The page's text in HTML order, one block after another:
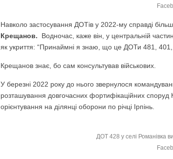
Навколо застосування ДОТів у 2022-му справді
Крещанов.
Водночас, каже він, у центральній
як укриття: “Принаймні я знаю, що це ДОТи 481,
Крещанов знає, бо сам консультував військових.
У березні 2022 року до нього звернулося
розташування довгочасних фортифікаційних споруд
орієнтування на ділянці оборони по річці Ірпінь.
ДОТ 428 у селі Романівка